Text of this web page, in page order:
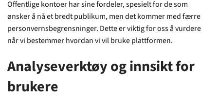
Offentlige kontoer har sine fordeler, spesielt for de som
ønsker å nå et bredt publikum, men det kommer med færre
personvernsbegrensninger. Dette er viktig for oss å vurdere
når vi bestemmer hvordan vi vil bruke plattformen.
Analyseverktøy og innsikt for
brukere